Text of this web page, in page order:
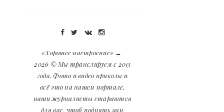
«Хорошее настроение» →
2026 © Мы транслируем с 2013
года. Фото и видео приколы и
всё это на нашем портале,
наши журналисты стараются
для вас, чтоб поднять вам